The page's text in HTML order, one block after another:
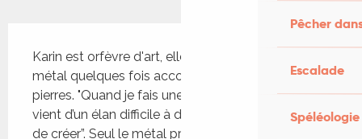
Pêcher
Escalade
Spéléologie
Karin est orfèvre d'art, elle créé des bijoux en
métal quelques fois accompagnés de jolies
pierres. "Quand je fais une ébauche d’un bijou, cela
vient d’un élan difficile à décrire qui est le “besoin
de créer”. Seul le métal précieux, moi et mes sens